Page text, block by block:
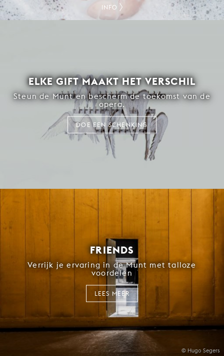
INFO
ELKE GIFT MAAKT HET VERSCHIL
Steun de Munt en bescherm de toekomst van de
opera.
DOE EEN SCHENKING
© Hugo Segers
FRIENDS
Verrijk je ervaring in de Munt met talloze
voordelen
LEES MEER